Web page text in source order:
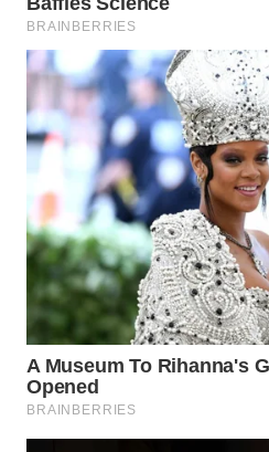
NIAS
WN
LANGKAT
WN
TAPANULI
SELATAN
WN
TANJUNG
LESUNG
WN
KARO
WN